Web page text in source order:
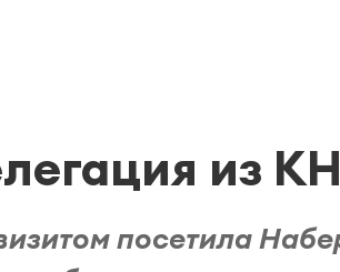
из
посетила